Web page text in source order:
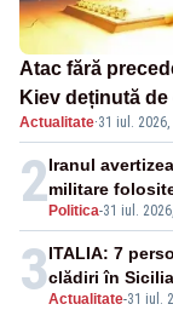
Atac fără
Kiev deținută
rachetă
Actualitate·31 iul. 2026,
2 Politica-31 iul.
Iranul
militare
3Actualitate-31 iul.
ITALIA: 7
clădiri în